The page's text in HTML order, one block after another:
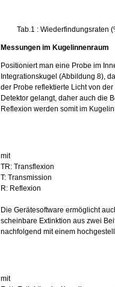
Tab.1 : Wiederfindungsraten
Messungen im Kugelinnenraum
Positioniert man eine Probe im
Integrationskugel (Abbildung 8),
der Probe reflektierte Licht von
Detektor gelangt, daher auch die
Reflexion werden somit im
mit
TR: Transflexion
T: Transmission
R: Reflexion
Die Gerätesoftware ermöglicht
scheinbare Extinktion aus zwei
nachfolgend mit einem
mit